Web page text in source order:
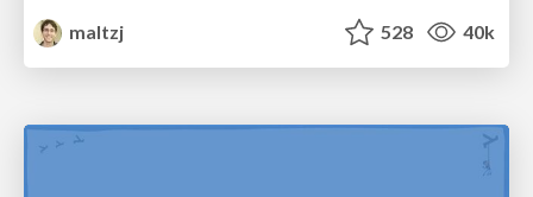
maltzj
528 40k